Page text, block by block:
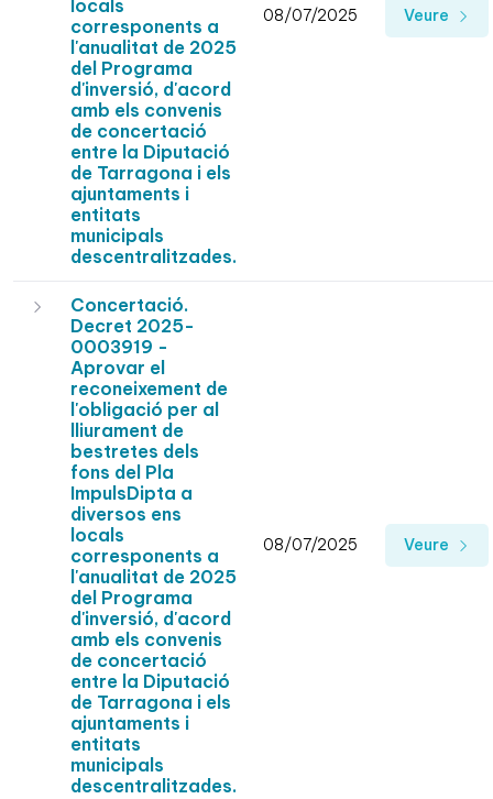
locals
corresponents a
l'anualitat de 2025
del Programa
d'inversió, d'acord
amb els convenis
de concertació
entre la Diputació
de Tarragona i els
ajuntaments i
entitats
municipals
descentralitzades.
08/07/2025 Veure
Concertació.
Decret 2025-
0003919 -
Aprovar el
reconeixement de
l'obligació per al
lliurament de
bestretes dels
fons del Pla
ImpulsDipta a
diversos ens
locals
corresponents a
l'anualitat de 2025
del Programa
d'inversió, d'acord
amb els convenis
de concertació
entre la Diputació
de Tarragona i els
ajuntaments i
entitats
municipals
descentralitzades.
08/07/2025 Veure